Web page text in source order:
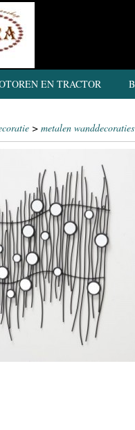
EN TRACTOR
> metalen wanddecoraties